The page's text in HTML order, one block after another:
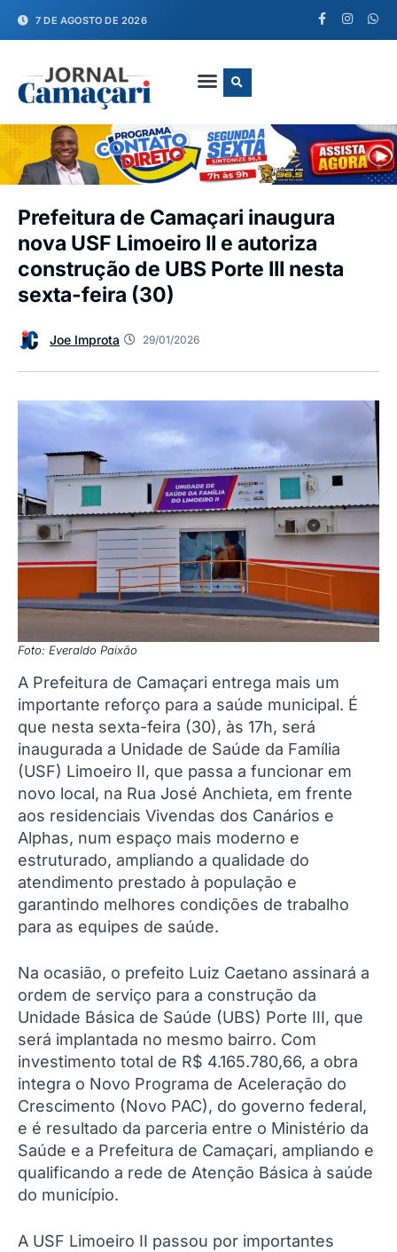
7 DE AGOSTO DE 2026
Prefeitura de Camaçari inaugura
nova USF Limoeiro II e autoriza
construção de UBS Porte III nesta
sexta-feira (30)
Joe Improta 29/01/2026
Foto: Everaldo Paixão
A Prefeitura de Camaçari entrega mais um
importante reforço para a saúde municipal. É
que nesta sexta-feira (30), às 17h, será
inaugurada a Unidade de Saúde da Família
(USF) Limoeiro II, que passa a funcionar em
novo local, na Rua José Anchieta, em frente
aos residenciais Vivendas dos Canários e
Alphas, num espaço mais moderno e
estruturado, ampliando a qualidade do
atendimento prestado à população e
garantindo melhores condições de trabalho
para as equipes de saúde.
Na ocasião, o prefeito Luiz Caetano assinará a
ordem de serviço para a construção da
Unidade Básica de Saúde (UBS) Porte III, que
será implantada no mesmo bairro. Com
investimento total de R$ 4.165.780,66, a obra
integra o Novo Programa de Aceleração do
Crescimento (Novo PAC), do governo federal,
e é resultado da parceria entre o Ministério da
Saúde e a Prefeitura de Camaçari, ampliando e
qualificando a rede de Atenção Básica à saúde
do município.
A USF Limoeiro II passou por importantes